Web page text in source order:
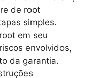
de root
simples.
em seu
envolvidos,
da garantia.